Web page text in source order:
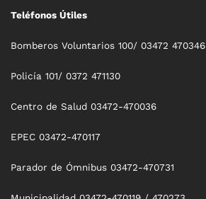
Teléfonos Útiles
Bomberos Voluntarios 100/ 03472 470346
Policía 101/ 0372 471130
Centro de Salud 03472-470036
EPEC 03472-470117
Parador de Ómnibus 03472-470731